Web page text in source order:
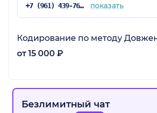
+7 (961) 439-76-79 показать
Кодирование по методу
от 15 000 ₽
Безлимитный чат